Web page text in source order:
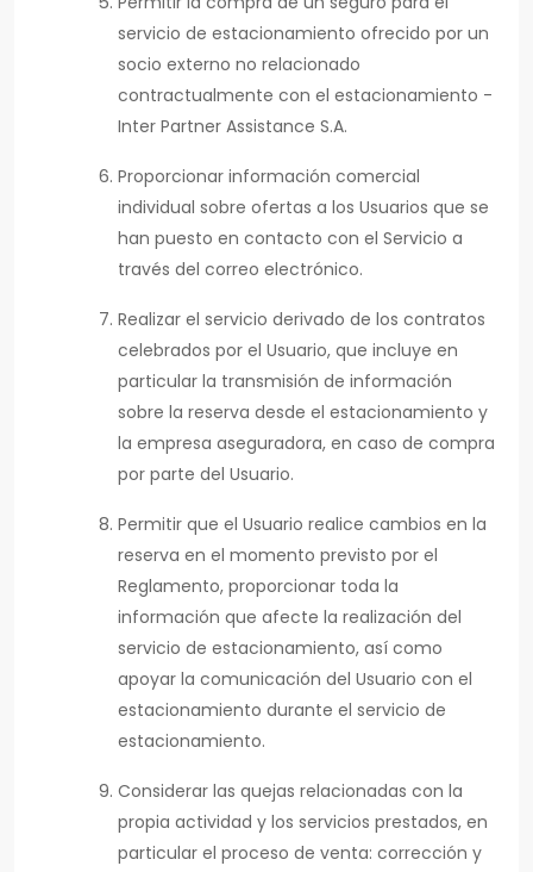
servicio de estacionamiento ofrecido por un
socio externo no relacionado
contractualmente con el estacionamiento -
Inter Partner Assistance S.A.
Proporcionar información comercial
individual sobre ofertas a los Usuarios que se
han puesto en contacto con el Servicio a
través del correo electrónico.
Realizar el servicio derivado de los contratos
celebrados por el Usuario, que incluye en
particular la transmisión de información
sobre la reserva desde el estacionamiento y
la empresa aseguradora, en caso de compra
por parte del Usuario.
Permitir que el Usuario realice cambios en la
reserva en el momento previsto por el
Reglamento, proporcionar toda la
información que afecte la realización del
servicio de estacionamiento, así como
apoyar la comunicación del Usuario con el
estacionamiento durante el servicio de
estacionamiento.
Considerar las quejas relacionadas con la
propia actividad y los servicios prestados, en
particular el proceso de venta: corrección y